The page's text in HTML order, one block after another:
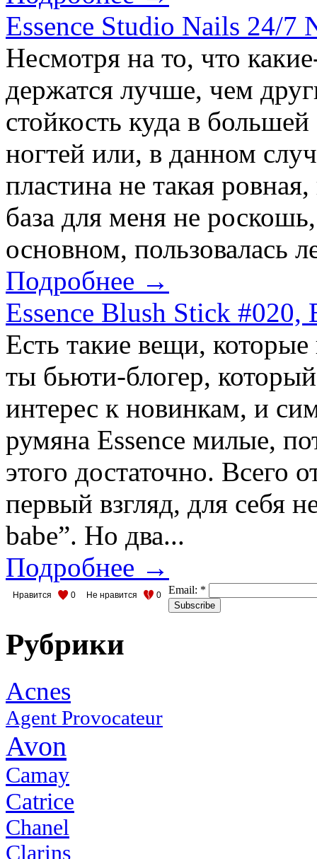
Essence Studio Nails 24/7
Несмотря на то, что
держатся лучше, чем
стойкость куда в
ногтей или, в данном
пластина не такая
база для меня не
основном, пользовалась
Подробнее →
Essence Blush Stick #020,
Есть такие вещи,
ты бьюти-блогер,
интерес к новинкам, и
румяна Essence милые,
этого достаточно. Всего
первый взгляд, для себя
babe”. Но два...
Подробнее →
Нравится 0 Не нравится 0 Email: *
Рубрики
Acnes
Agent Provocateur
Avon
Camay
Catrice
Chanel
Clarins